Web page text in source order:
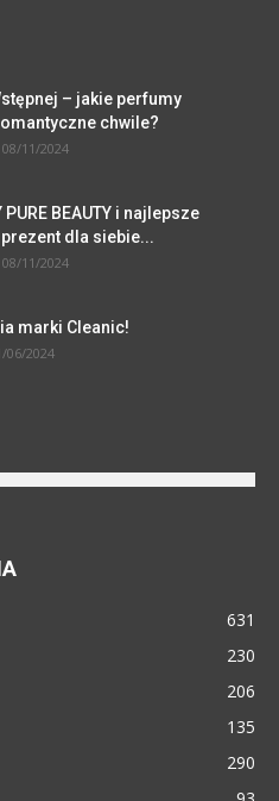
– jakie perfumy
chwile?
08/11/2024
PURE BEAUTY i najlepsze
prezent dla siebie...
08/11/2024
marki Cleanic!
06/2024
631
230
206
135
290